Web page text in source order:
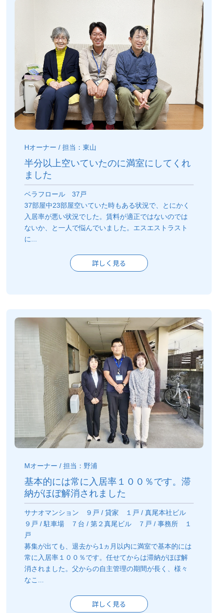
Hオーナー / 担当：東山
半分以上空いていたのに満室にしてくれ
ました
ベラフロール 37戸
37部屋中23部屋空いていた時もある状況で、とにかく
入居率が悪い状況でした。賃料が適正ではないのでは
ないか、と一人で悩んでいました。エスエストラスト
に...
詳しく見る
Mオーナー / 担当：野浦
基本的には常に入居率１００％です。滞
納がほぼ解消されました
サナオマンション ９戸 / 貸家 １戸 / 真尾本社ビル
９戸 / 駐車場 ７台 / 第２真尾ビル ７戸 / 事務所 １
戸
募集が出ても、退去から1ヵ月以内に満室で基本的には
常に入居率１００％です。任せてからは滞納がほぼ解
消されました。父からの自主管理の期間が長く、様々
なこ...
詳しく見る